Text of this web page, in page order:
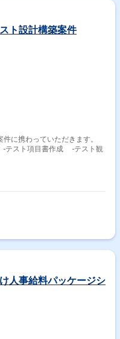
ト設計構築案件
に携わっていただきます。
-テスト項目書作成 -テスト観
人事給料パッケージシ